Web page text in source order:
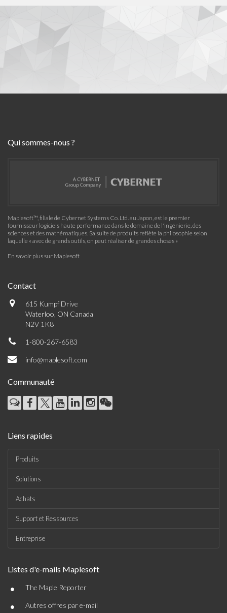
Qui sommes-nous ?
Maplesoft™, filiale de Cybernet Systems Co. Ltd. au Japon, est le premier
fournisseur logiciels haute performance dans le domaine de l'ingénierie, des
sciences et des mathématiques. Sa suite de produits reflète la philosophie selon
laquelle « avec de grands outils, on peut réaliser de grandes choses »
En savoir plus sur Maplesoft
Contact
615 Kumpf Drive
Waterloo, ON Canada
N2V 1K8
1-800-267-6583
info@maplesoft.com
Communauté
Liens rapides
Produits
Solutions
Achats
Support et Ressources
Entreprise
Listes d'e-mails Maplesoft
• The Maple Reporter
• Autres offres par e-mail